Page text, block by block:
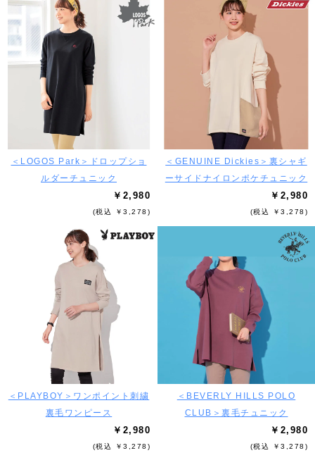
＜LOGOS Park＞ドロップショ
ルダーチュニック
￥2,980
(税込 ￥3,278)
＜GENUINE Dickies＞裏シャギ
ーサイドナイロンポケチュニック
￥2,980
(税込 ￥3,278)
＜PLAYBOY＞ワンポイント刺繍
裏毛ワンピース
￥2,980
(税込 ￥3,278)
＜BEVERLY HILLS POLO
CLUB＞裏毛チュニック
￥2,980
(税込 ￥3,278)